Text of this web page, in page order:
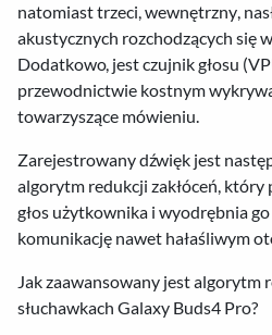
natomiast trzeci, wewnętrzny,
akustycznych rozchodzących się
Dodatkowo, jest czujnik głosu
przewodnictwie kostnym
towarzyszące mówieniu.
Zarejestrowany dźwięk jest
algorytm redukcji zakłóceń,
głos użytkownika i wyodrębnia
komunikację nawet hałaśliwym
Jak zaawansowany jest algorytm
słuchawkach Galaxy Buds4 Pro?